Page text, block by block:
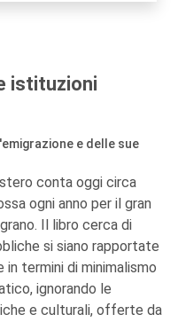
istituzioni
e delle sue
conta oggi circa
ogni anno per il gran
Il libro cerca di
si siano rapportate
termini di minimalismo
ignorando le
e culturali, offerte da